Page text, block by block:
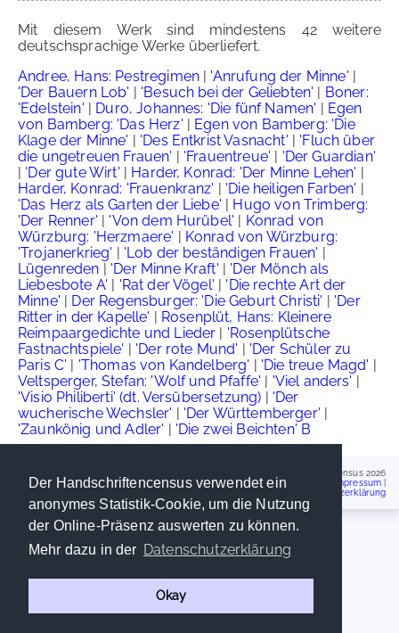
Der Handschriftencensus verwendet ein
anonymes Statistik-Cookie, um die Nutzung
der Online-Präsenz auswerten zu können.
Mehr dazu in der Datenschutzerklärung
Okay
Mit diesem Werk sind mindestens 42 weitere
deutschsprachige Werke überliefert.
Andree, Hans: Pestregimen | 'Anrufung der Minne' |
'Der Bauern Lob' | 'Besuch bei der Geliebten' | Boner:
'Edelstein' | Duro, Johannes: 'Die fünf Namen' | Egen
von Bamberg: 'Das Herz' | Egen von Bamberg: 'Die
Klage der Minne' | 'Des Entkrist Vasnacht' | 'Fluch über
die ungetreuen Frauen' | 'Frauentreue' | 'Der Guardian'
| 'Der gute Wirt' | Harder, Konrad: 'Der Minne Lehen' |
Harder, Konrad: 'Frauenkranz' | 'Die heiligen Farben' |
'Das Herz als Garten der Liebe' | Hugo von Trimberg:
'Der Renner' | 'Von dem Hurübel' | Konrad von
Würzburg: 'Herzmaere' | Konrad von Würzburg:
'Trojanerkrieg' | 'Lob der beständigen Frauen' |
Lügenreden | 'Der Minne Kraft' | 'Der Mönch als
Liebesbote A' | 'Rat der Vögel' | 'Die rechte Art der
Minne' | Der Regensburger: 'Die Geburt Christi' | 'Der
Ritter in der Kapelle' | Rosenplüt, Hans: Kleinere
Reimpaargedichte und Lieder | 'Rosenplütsche
Fastnachtspiele' | 'Der rote Mund' | 'Der Schüler zu
Paris C' | 'Thomas von Kandelberg' | 'Die treue Magd' |
Veltsperger, Stefan: 'Wolf und Pfaffe' | 'Viel anders' |
'Visio Philiberti' (dt. Versübersetzung) | 'Der
wucherische Wechsler' | 'Der Württemberger' |
'Zaunkönig und Adler' | 'Die zwei Beichten' B
Handschriftencensus 2026
Impressum
Datenschutzerklärung